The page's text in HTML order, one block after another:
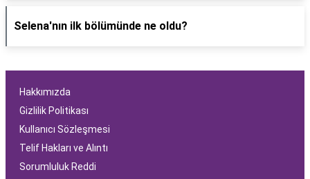
Selena'nın ilk bölümünde ne oldu?
Hakkımızda
Gizlilik Politikası
Kullanıcı Sözleşmesi
Telif Hakları ve Alıntı
Sorumluluk Reddi